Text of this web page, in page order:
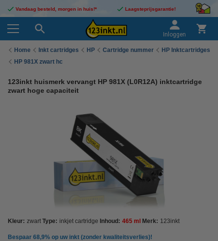
Vandaag besteld, morgen in huis!* Laagsteprijsgarantie!
Inloggen
Home Inkt cartridges HP Cartridge nummer
HP Inktcartridges
HP 981X zwart hc
123inkt huismerk vervangt HP 981X (L0R12A) inktcartridge
zwart hoge capaciteit
Kleur: zwart Type: inkjet cartridge Inhoud: 465 ml Merk: 123inkt
Bespaar 68,9% op uw inkt (zonder kwaliteitsverlies)!